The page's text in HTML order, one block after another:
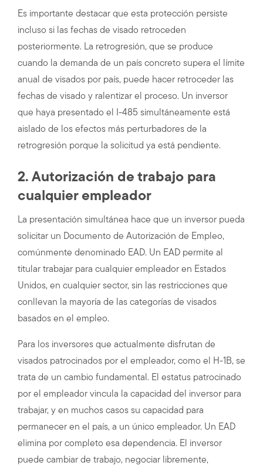
Es importante destacar que esta protección persiste
incluso si las fechas de visado retroceden
posteriormente. La retrogresión, que se produce
cuando la demanda de un país concreto supera el límite
anual de visados por país, puede hacer retroceder las
fechas de visado y ralentizar el proceso. Un inversor
que haya presentado el I-485 simultáneamente está
aislado de los efectos más perturbadores de la
retrogresión porque la solicitud ya está pendiente.
2. Autorización de trabajo para
cualquier empleador
La presentación simultánea hace que un inversor pueda
solicitar un Documento de Autorización de Empleo,
comúnmente denominado EAD. Un EAD permite al
titular trabajar para cualquier empleador en Estados
Unidos, en cualquier sector, sin las restricciones que
conllevan la mayoría de las categorías de visados
basados en el empleo.
Para los inversores que actualmente disfrutan de
visados patrocinados por el empleador, como el H-1B, se
trata de un cambio fundamental. El estatus patrocinado
por el empleador vincula la capacidad del inversor para
trabajar, y en muchos casos su capacidad para
permanecer en el país, a un único empleador. Un EAD
elimina por completo esa dependencia. El inversor
puede cambiar de trabajo, negociar libremente,